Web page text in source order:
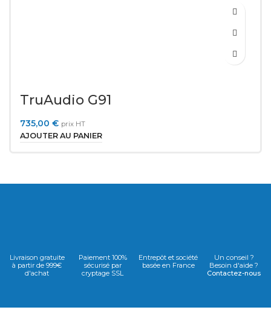
TruAudio G91
735,00 € prix HT
AJOUTER AU PANIER
Livraison gratuite
à partir de 999€
d'achat
Paiement 100%
sécurisé par
cryptage SSL
Entrepôt et société
basée en France
Un conseil ?
Besoin d'aide ?
Contactez-nous